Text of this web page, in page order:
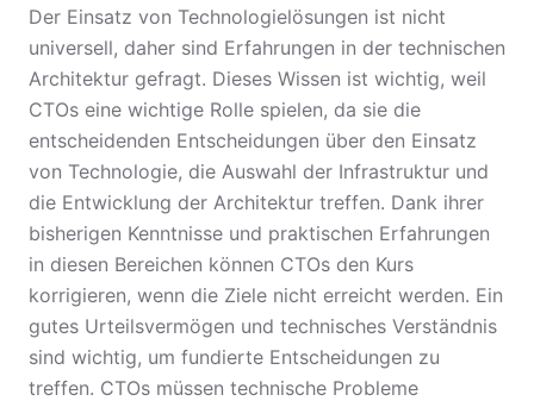
Der Einsatz von Technologielösungen ist nicht
universell, daher sind Erfahrungen in der technischen
Architektur gefragt. Dieses Wissen ist wichtig, weil
CTOs eine wichtige Rolle spielen, da sie die
entscheidenden Entscheidungen über den Einsatz
von Technologie, die Auswahl der Infrastruktur und
die Entwicklung der Architektur treffen. Dank ihrer
bisherigen Kenntnisse und praktischen Erfahrungen
in diesen Bereichen können CTOs den Kurs
korrigieren, wenn die Ziele nicht erreicht werden. Ein
gutes Urteilsvermögen und technisches Verständnis
sind wichtig, um fundierte Entscheidungen zu
treffen. CTOs müssen technische Probleme